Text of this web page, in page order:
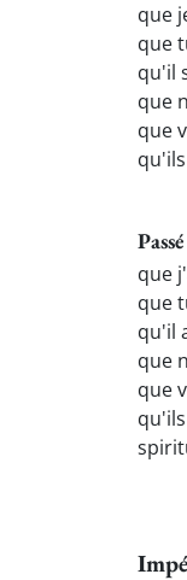
que
que
qu'il
que
que
Passé
que
que
qu'il
que
que